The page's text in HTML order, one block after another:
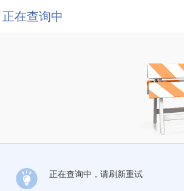
正在查询中
正在查询中，请刷新重试